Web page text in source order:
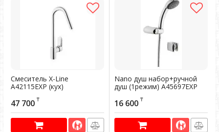
Смеситель X-Line
A42115EXP (кух)
603624
47 700 ₸
Nano душ набор+ручной
душ (1режим) A45697EXP
601586
16 600 ₸